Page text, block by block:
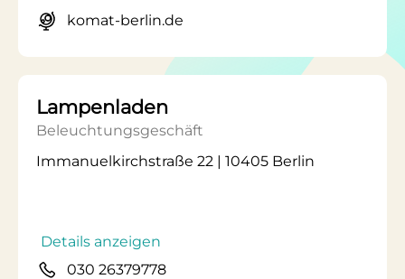
komat-berlin.de
Lampenladen
Beleuchtungsgeschäft
Immanuelkirchstraße 22 | 10405 Berlin
Details anzeigen
030 26379778